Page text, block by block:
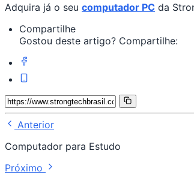
Adquira já o seu computador PC da
Compartilhe
Gostou deste artigo? Compartilhe:
Anterior
Computador para Estudo
Próximo